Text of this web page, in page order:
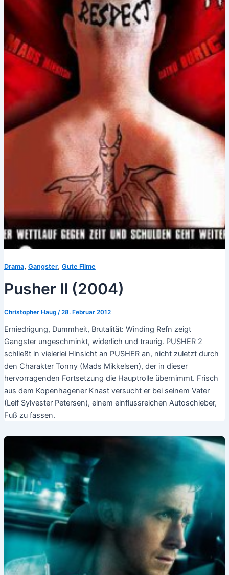
Drama, Gangster, Gute Filme
Pusher II (2004)
Christopher Haug /28. Februar 2012
Erniedrigung, Dummheit, Brutalität: Winding Refn zeigt
Gangster ungeschminkt, widerlich und traurig. PUSHER 2
schließt in vielerlei Hinsicht an PUSHER an, nicht zuletzt durch
den Charakter Tonny (Mads Mikkelsen), der in dieser
hervorragenden Fortsetzung die Hauptrolle übernimmt. Frisch
aus dem Kopenhagener Knast versucht er bei seinem Vater
(Leif Sylvester Petersen), einem einflussreichen Autoschieber,
Fuß zu fassen.